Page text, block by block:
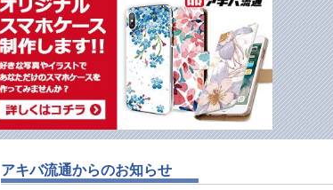
アキバ流通からのお知らせ